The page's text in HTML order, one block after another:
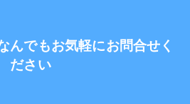
んでもお気軽にお問合せく
ださい